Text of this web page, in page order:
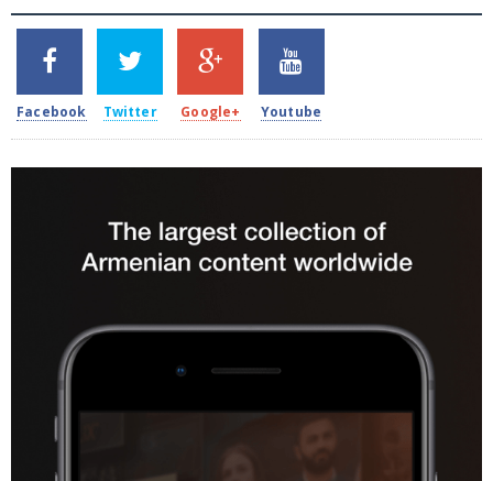
2k
SHARES
Facebook
1.5k
TWEETS
Twitter
203
SHARES
Google+
620
SHARES
Youtube